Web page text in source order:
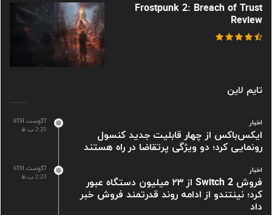
Frostpunk 2: Breach of Trust
Review
تایم لاین
آگوست 6TH
2:25 ب.ظ
اخبار
ایکس‌باکس از چهار قابلیت جدید کنسول
رونمایی کرد؛ دو ویژگی پرتقاضا در راه هستند
آگوست 6TH
2:23 ب.ظ
اخبار
فروش Switch 2 از ۲۳ میلیون دستگاه عبور
کرد؛ نینتندو از ادامه روند قدرتمند فروش خبر
داد